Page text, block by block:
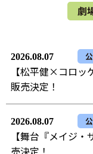
劇
2026.08.07
【松平健×コロ
販売決定！
2026.08.07
【舞台『メイジ
売決定！